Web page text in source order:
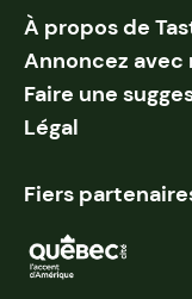
À propos de
Annoncez avec
Faire une
Légal
Fiers